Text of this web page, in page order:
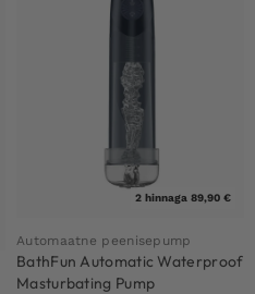
2 hinnaga 89,90 €
Automaatne peenisepump
BathFun Automatic Waterproof
Masturbating Pump